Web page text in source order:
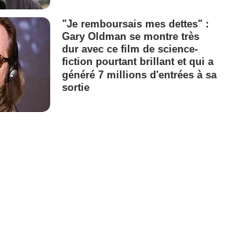
"Je remboursais mes dettes" :
Gary Oldman se montre très
dur avec ce film de science-
fiction pourtant brillant et qui a
généré 7 millions d'entrées à sa
sortie